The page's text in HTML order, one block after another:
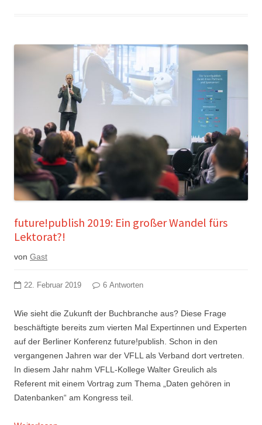
future!publish 2019: Ein großer Wandel fürs
Lektorat?!
von Gast
22. Februar 2019 6 Antworten
Wie sieht die Zukunft der Buchbranche aus? Diese Frage
beschäftigte bereits zum vierten Mal Expertinnen und Experten
auf der Berliner Konferenz future!publish. Schon in den
vergangenen Jahren war der VFLL als Verband dort vertreten.
In diesem Jahr nahm VFLL-Kollege Walter Greulich als
Referent mit einem Vortrag zum Thema „Daten gehören in
Datenbanken“ am Kongress teil.